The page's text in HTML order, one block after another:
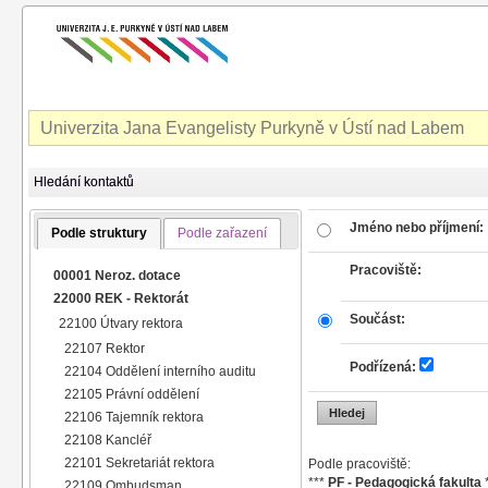
Univerzita Jana Evangelisty Purkyně v Ústí nad Labem
Hledání kontaktů
Podle struktury Podle zařazení
00001 Neroz. dotace
22000 REK - Rektorát
22100 Útvary rektora
22107 Rektor
22104 Oddělení interního auditu
22105 Právní oddělení
22106 Tajemník rektora
22108 Kancléř
22101 Sekretariát rektora
Jméno nebo příjmení:
Pracoviště:
Součást:
Podřízená:
Podle pracoviště:
*** PF - Pedagogická fakulta